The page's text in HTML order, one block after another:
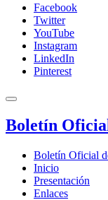
Facebook
Twitter
YouTube
Instagram
LinkedIn
Pinterest
Boletín
Boletín Oficial
Inicio
Presentación
Enlaces